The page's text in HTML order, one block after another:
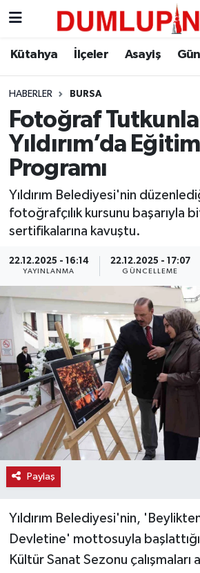
Kütahya İlçeler Asayiş
HABERLER BURSA
Fotoğraf
Yıldırım’da Eğitim
Programı
Yıldırım Belediyesi'nin
fotoğrafçılık kursunu başarıyla
sertifikalarına kavuştu.
22.12.2025 - 16:14
YAYINLANMA
22.12.2025 - 17:07
GÜNCELLEME
Paylaş
Yıldırım Belediyesi'nin,
Devletine' mottosuyla
Kültür Sanat Sezonu çalışmaları
Asayiş
Diğer
Dünya
Ekonomi
Eleman
Emlak
Gündem
Haber
Haber İlanlar
Kültür-Sanat
Magazin
Resmi İlanlar
Sağlık
Seri İlan
Kütahya Hava Durumu
Kütahya Trafik Yoğunluk
Süper Lig Puan Durumu ve
Son Dakika Haberleri
Haber Arşivi